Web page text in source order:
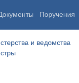
Поручения
и ведомства